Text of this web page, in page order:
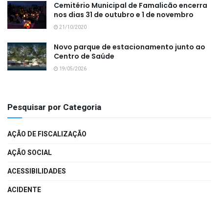
Cemitério Municipal de Famalicão encerra
nos dias 31 de outubro e 1 de novembro
21/10/2020
Novo parque de estacionamento junto ao
Centro de Saúde
19/05/2026
Pesquisar por Categoria
AÇÃO DE FISCALIZAÇÃO
AÇÃO SOCIAL
ACESSIBILIDADES
ACIDENTE